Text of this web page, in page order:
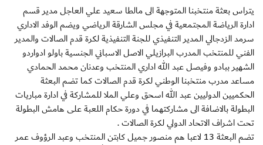
يتراس بعثة منتخبنا المتوجهة الى مالطا سعيد علي العاجل مدير قسم
ادارة الرياضة المجتمعية في مجلس الشارقة الرياضي ويضم الوفد الاداري
سرمد الزدجالي المدير التنفيذي للجنة التنفيذية لكرة قدم الصالات والمدير
الفني للمنتخب المدرب البرازيلي الاصل الاسباني الجنسية باولو ادواردو
الشهير ببادو وفيصل عبد الله اداري المنتخب وعدنان محمد الحمادي
مساعد مدرب منتخبنا الوطني لكرة قدم الصالات كما تضم البعثة
الحكميين الدوليين عبد الله اسحق وعلي الملا للمشاركة في ادارة مباريات
البطولة بالاضافة الى مشاركتهما في دورة حكام اللعبة على هامش البطولة
تحت اشراف الاتحاد الدولي لكرة الصالات .
تضم البعثة 13 لاعبا هم منصور جميل كابتن المنتخب وعبد الرؤوف عمر